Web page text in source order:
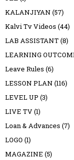
KALANJIYAN (57)
Kalvi Tv Videos (44)
LAB ASSISTANT(8)
LEARNING
Leave Rules (6)
LESSON PLAN (116)
LEVEL UP (3)
LIVE TV(1)
Loan & Advances (7)
LOGO (1)
MAGAZINE (5)